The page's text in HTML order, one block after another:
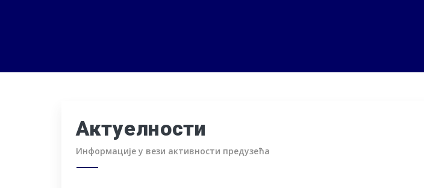
Актуелности
Информације у вези активности предузећа